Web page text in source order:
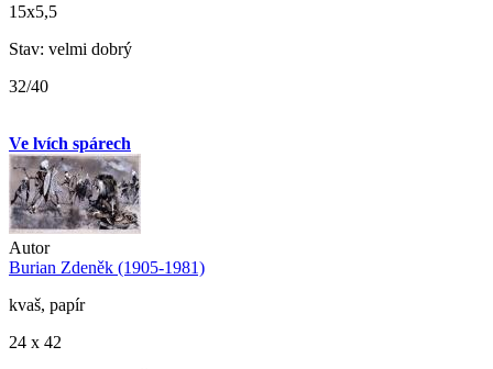
15x5,5
Stav: velmi dobrý
32/40
Ve lvích spárech
Autor
Burian Zdeněk (1905-1981)
kvaš, papír
24 x 42